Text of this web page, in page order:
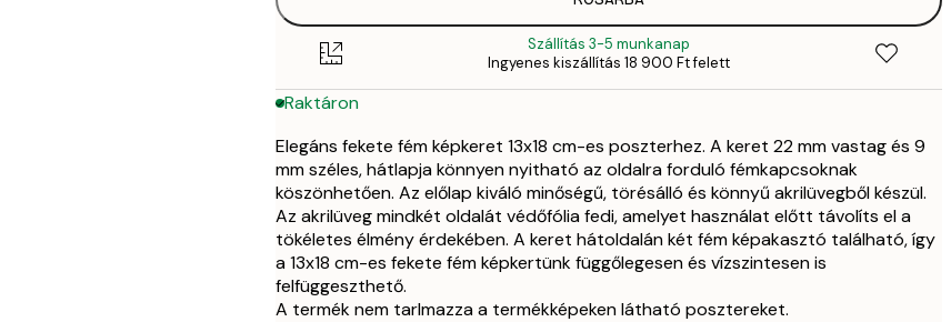
11
Szállítás 3-5 munkanap
Ingyenes kiszállítás 18 900 Ft felett
Raktáron
Elegáns fekete fém képkeret 13x18 cm-es poszterhez. A keret 22 mm vastag és 9
mm széles, hátlapja könnyen nyitható az oldalra forduló fémkapcsoknak
köszönhetően. Az előlap kiváló minőségű, törésálló és könnyű akrilüvegből készül.
Az akrilüveg mindkét oldalát védőfólia fedi, amelyet használat előtt távolíts el a
tökéletes élmény érdekében. A keret hátoldalán két fém képakasztó található, így
a 13x18 cm-es fekete fém képkertünk függőlegesen és vízszintesen is
felfüggeszthető.
A termék nem tarlmazza a termékképeken látható posztereket.